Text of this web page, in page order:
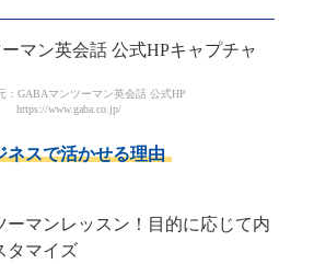
：GABAマンツーマン英会話 公式HP
https://www.gaba.co.jp/
ネスで活かせる理由
ーマンレッスン！目的に応じて内
タマイズ